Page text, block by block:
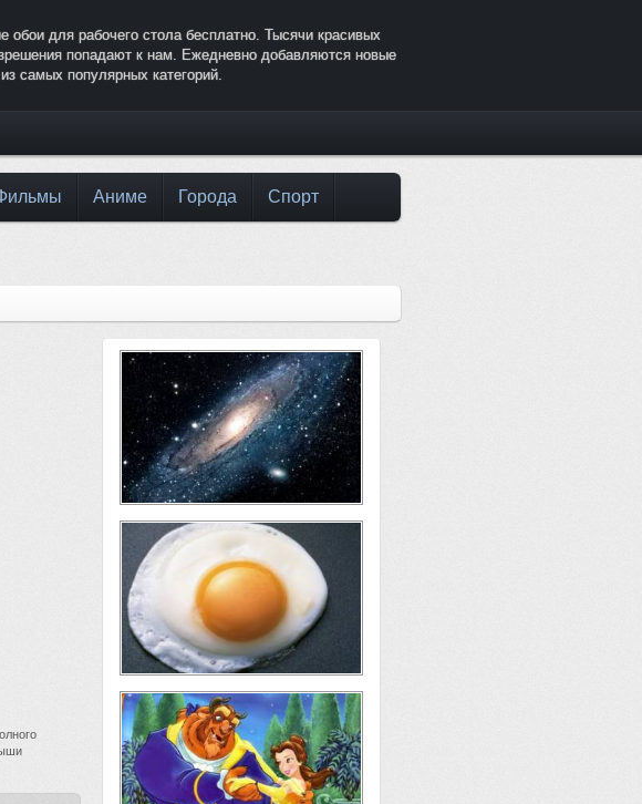
для рабочего стола бесплатно. Тысячи красивых
попадают к нам. Ежедневно добавляются новые
самых популярных категорий.
Аниме Города Спорт